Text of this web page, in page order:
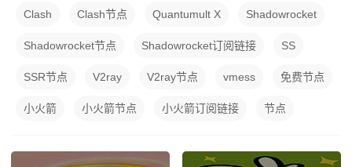
Clash Clash节点 Quantumult X Shadowrocket
Shadowrocket节点 Shadowrocket订阅链接 SS
SSR节点 V2ray V2ray节点 vmess 免费节点
小火箭 小火箭节点 小火箭订阅链接 节点